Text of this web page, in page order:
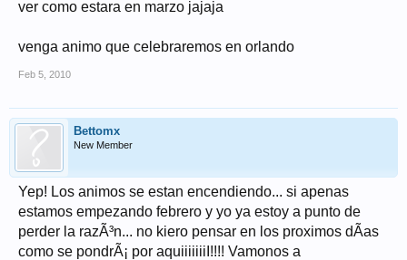
ver como estara en marzo jajaja
venga animo que celebraremos en orlando
Feb 5, 2010
Bettomx
New Member
Yep! Los animos se estan encendiendo... si apenas
estamos empezando febrero y yo ya estoy a punto de
perder la razÃ³n... no kiero pensar en los proximos dÃ­as
como se pondrÃ¡ por aquiiiiiiiI!!!! Vamonos a